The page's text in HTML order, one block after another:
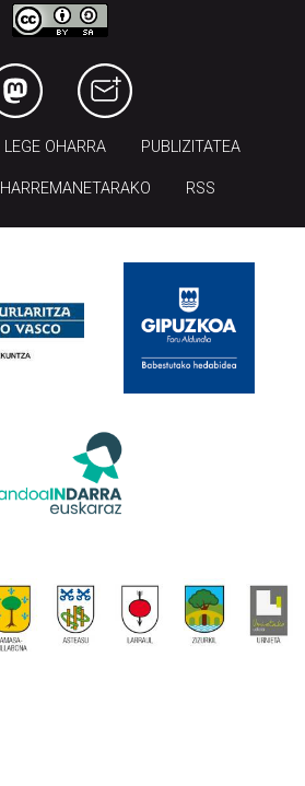
LEGE OHARRA PUBLIZITATEA
HARREMANETARAKO RSS